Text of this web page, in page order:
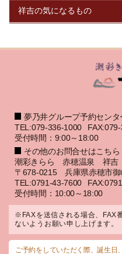
夢乃井グループ予約センタ
TEL:079-336-1000
受付時間：9:00～18:00
その他のお問合せはこちら
潮彩きらら 赤穂温泉 祥吉
〒678-0215 兵庫県赤穂市御
TEL:0791-43-7600
受付時間：10:00～18:00
※FAXを送信される場合、FAX
ないようお願い申し上げます。
ご予約をしていただく際、誕生日